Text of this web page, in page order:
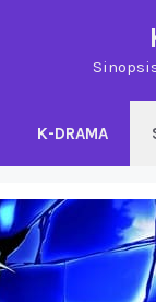
K-DRAMA